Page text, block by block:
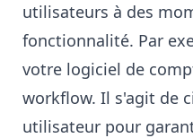
utilisateurs à des
fonctionnalité. Par
votre logiciel de
workflow. Il s'agit de
utilisateur pour